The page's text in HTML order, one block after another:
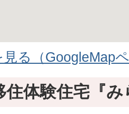
る（GoogleMap
住体験住宅『